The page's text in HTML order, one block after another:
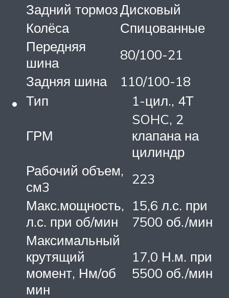
Задний тормозДисковый
Колёса
Спицованные
Передняя
шина
80/100-21
Задняя шина
110/100-18
Тип
1-цил., 4Т
ГРМ
SOHC, 2
клапана на
цилиндр
Рабочий объем,
см3
223
Макс.мощность,
л.с. при об/мин
15,6 л.с. при
7500 об./мин
Максимальный
крутящий
момент, Нм/об
мин
17,0 Н.м. при
5500 об./мин